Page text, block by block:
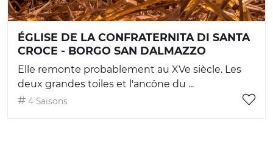
ÉGLISE DE LA CONFRATERNITA DI SANTA
CROCE - BORGO SAN DALMAZZO
Elle remonte probablement au XVe siècle. Les
deux grandes toiles et l'ancône du ...
4 Saisons